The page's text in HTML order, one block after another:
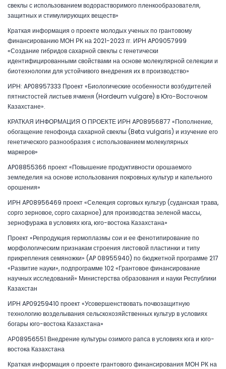
свеклы с использованием водорастворимого пленкообразователя,
защитных и стимулирующих веществ»
Краткая информация о проекте молодых ученых по грантовому
финансированию МОН РК на 2021-2023 гг. ИРН AP09057999
«Создание гибридов сахарной свеклы с генетически
идентифицированными свойствами на основе молекулярной селекции и
биотехнологии для устойчивого внедрения их в производство»
ИРН: AP08957333 Проект «Биологические особенности возбудителей
пятнистостей листьев ячменя (Hordeum vulgare) в Юго-Восточном
Казахстане».
КРАТКАЯ ИНФОРМАЦИЯ О ПРОЕКТЕ ИРН AP08956877 «Пополнение,
обогащение генофонда сахарной свеклы (Beta vulgaris) и изучение его
генетического разнообразия с использованием молекулярных
маркеров»
AP08855366 проект «Повышение продуктивности орошаемого
земледелия на основе использования покровных культур и капельного
орошения»
ИРН AP08956469 проект «Селекция сорговых культур (суданская трава,
сорго зерновое, сорго сахарное) для производства зеленой массы,
зернофуража в условиях юга, юго-востока Казахстана»
Проект «Репродукция гермоплазмы сои и ее фенотипирование по
морфологическим признакам строения листовой пластинки и типу
прикрепления семяножки» (AP 08955940) по бюджетной программе 217
«Развитие науки», подпрограмме 102 «Грантовое финансирование
научных исследований» Министерства образования и науки Республики
Казахстан
ИРН AP09259410 проект «Усовершенствовать почвозащитную
технологию возделывания сельскохозяйственных культур в условиях
богары юго-востока Казахстана»
АР08956551 Внедрение культуры озимого рапса в условиях юга и юго-
востока Казахстана
Краткая информация о проекте грантового финансирования МОН РК на